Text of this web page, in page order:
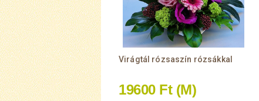
Virágtál rózsaszín rózsákkal
19600 Ft (M)